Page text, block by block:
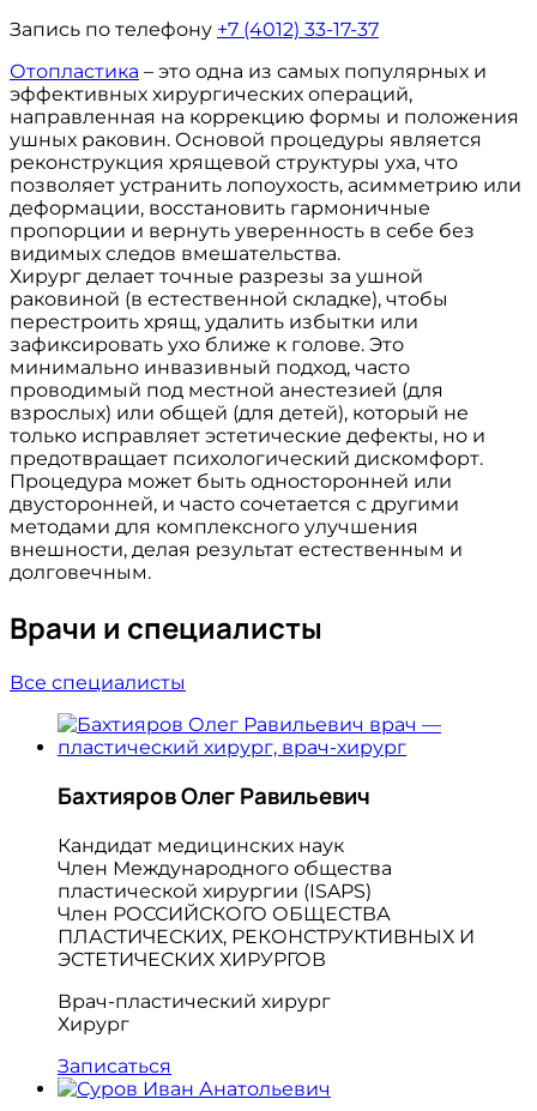
Запись по телефону +7 (4012) 33-17-37
Отопластика – это одна из самых популярных и
эффективных хирургических операций,
направленная на коррекцию формы и положения
ушных раковин. Основой процедуры является
реконструкция хрящевой структуры уха, что
позволяет устранить лопоухость, асимметрию или
деформации, восстановить гармоничные
пропорции и вернуть уверенность в себе без
видимых следов вмешательства.
Хирург делает точные разрезы за ушной
раковиной (в естественной складке), чтобы
перестроить хрящ, удалить избытки или
зафиксировать ухо ближе к голове. Это
минимально инвазивный подход, часто
проводимый под местной анестезией (для
взрослых) или общей (для детей), который не
только исправляет эстетические дефекты, но и
предотвращает психологический дискомфорт.
Процедура может быть односторонней или
двусторонней, и часто сочетается с другими
методами для комплексного улучшения
внешности, делая результат естественным и
долговечным.
Врачи и специалисты
Все специалисты
Бахтияров Олег Равильевич
Кандидат медицинских наук
Член Международного общества
пластической хирургии (ISAPS)
Член РОССИЙСКОГО ОБЩЕСТВА
ПЛАСТИЧЕСКИХ, РЕКОНСТРУКТИВНЫХ И
ЭСТЕТИЧЕСКИХ ХИРУРГОВ
Врач-пластический хирург
Хирург
Записаться